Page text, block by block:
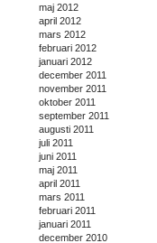
maj 2012
april 2012
mars 2012
februari 2012
januari 2012
december 2011
november 2011
oktober 2011
september 2011
augusti 2011
juli 2011
juni 2011
maj 2011
april 2011
mars 2011
februari 2011
januari 2011
december 2010